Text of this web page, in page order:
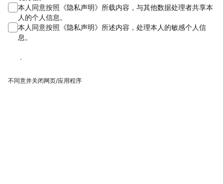
本人同意按照《隐私声明》所载内容，与其他数据处理者共享本
人的个人信息。
本人同意按照《隐私声明》所述内容，处理本人的敏感个人信
息。
同意
不同意并关闭网页/应用程序